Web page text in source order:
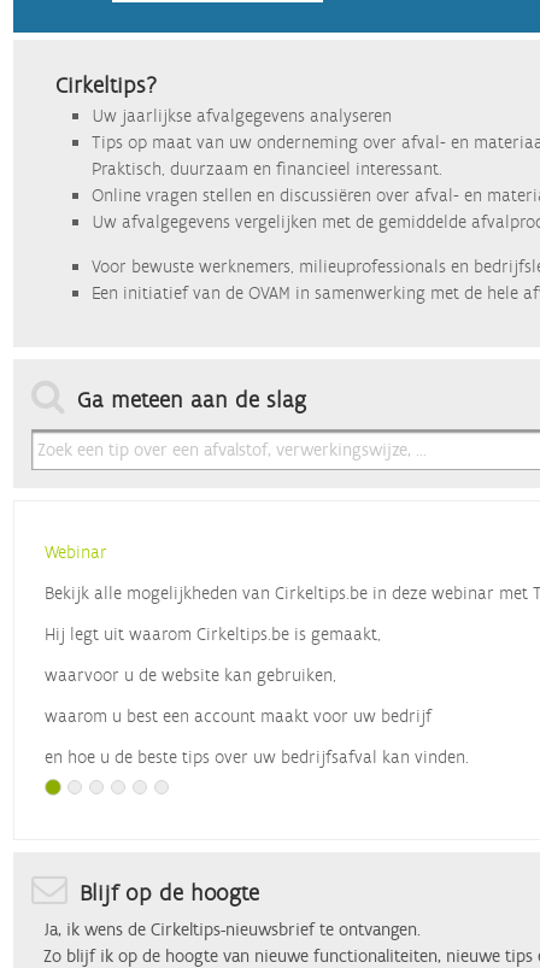
Cirkeltips?
Uw jaarlijkse afvalgegevens analyseren
Tips op maat van uw onderneming over afval- en
Praktisch, duurzaam en financieel interessant.
Online vragen stellen en discussiëren over afval- en
Uw afvalgegevens vergelijken met de gemiddelde
Voor bewuste werknemers, milieuprofessionals en
Een initiatief van de OVAM in samenwerking met de hele
Ga meteen aan de slag
Webinar
Bekijk alle mogelijkheden van Cirkeltips.be in deze webinar met
Hij legt uit waarom Cirkeltips.be is gemaakt,
waarvoor u de website kan gebruiken,
waarom u best een account maakt voor uw bedrijf
en hoe u de beste tips over uw bedrijfsafval kan vinden.
Blijf op de hoogte
Ja, ik wens de Cirkeltips-nieuwsbrief te ontvangen.
Zo blijf ik op de hoogte van nieuwe functionaliteiten, nieuwe tips